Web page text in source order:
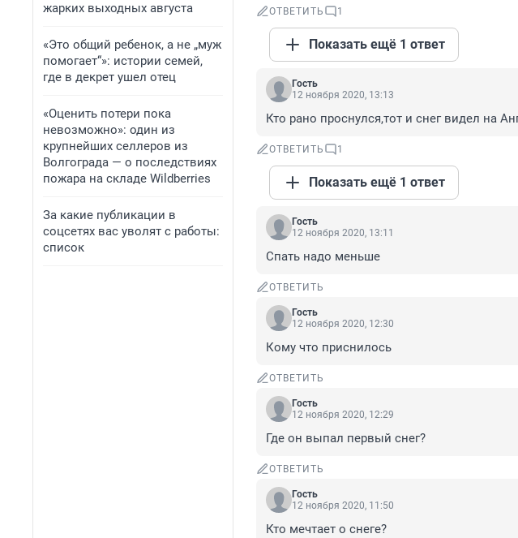
жарких выходных августа
«Это общий ребенок, а не „муж
помогает“»: истории семей,
где в декрет ушел отец
«Оценить потери пока
невозможно»: один из
крупнейших селлеров из
Волгограда — о последствиях
пожара на складе Wildberries
За какие публикации в
соцсетях вас уволят с работы:
список
ОТВЕТИТЬ 1
Показать ещё 1 ответ
Гость
12 ноября 2020, 13:13
Кто рано проснулся,тот и снег видел на
ОТВЕТИТЬ 1
Показать ещё 1 ответ
Гость
12 ноября 2020, 13:11
Спать надо меньше
ОТВЕТИТЬ
Гость
12 ноября 2020, 12:30
Кому что приснилось
ОТВЕТИТЬ
Гость
12 ноября 2020, 12:29
Где он выпал первый снег?
ОТВЕТИТЬ
Гость
12 ноября 2020, 11:50
Кто мечтает о снеге?